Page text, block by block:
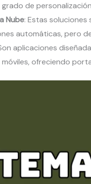
de
Nube: Estas soluciones
automáticas, pero
aplicaciones
ofreciendo